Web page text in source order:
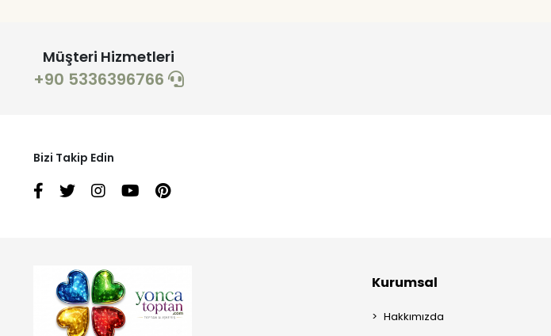
Müşteri Hizmetleri
+90 5336396766
Bizi Takip Edin
Kurumsal
Hakkımızda